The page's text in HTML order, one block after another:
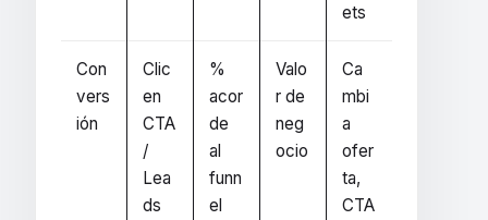
ets
Con
vers
ión
Clic
en
CTA
/
Lea
ds
%
acor
de
al
funn
el
Valo
r de
neg
ocio
Ca
mbi
a
ofer
ta,
CTA